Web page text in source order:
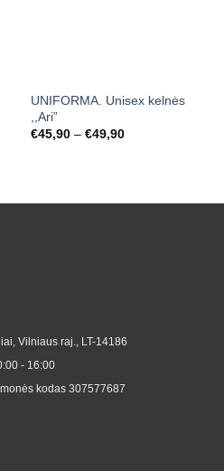
UNIFORMA. Unisex kelnės
,,Ari”
€45,90 – €49,90Price
Vilniaus raj., LT-14186
- 16:00
kodas 307577687